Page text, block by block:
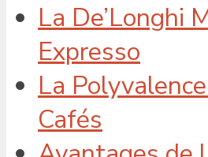
La De’Longhi
Expresso
La
Cafés